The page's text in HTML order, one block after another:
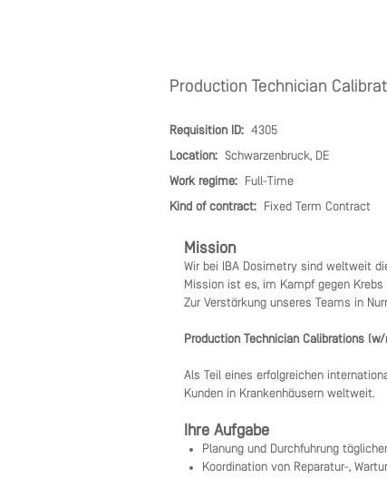
Production Technician
Requisition ID: 4305
Location: Schwarzenbruck, DE
Work regime:
Full-Time
Kind of contract:
Fixed Term Contract
Mission
Wir bei IBA Dosimetry sind weltweit
Mission ist es, im Kampf gegen
Zur Verstärkung unseres Teams in
Production Technician Calibrations
Als Teil eines erfolgreichen
Kunden in Krankenhäusern weltweit.
Ihre Aufgabe
Planung und Durchführung
Koordination von Reparatur-,